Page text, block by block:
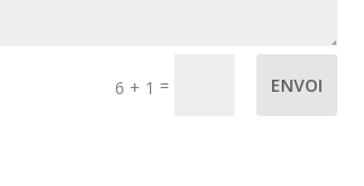
6 + 1 = ENVOI